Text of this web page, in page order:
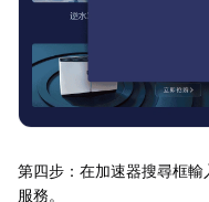
第四步：在加速器搜尋框
服務。